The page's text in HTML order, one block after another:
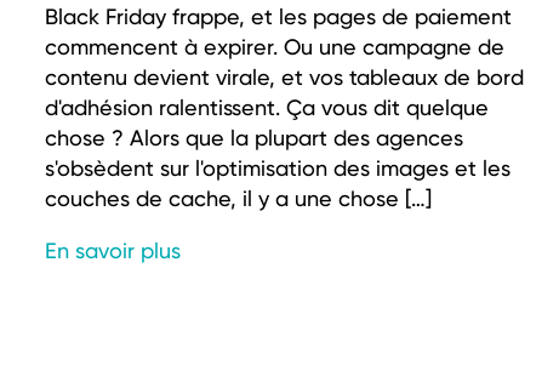
Black Friday frappe, et les pages de paiement
commencent à expirer. Ou une campagne de
contenu devient virale, et vos tableaux de bord
d'adhésion ralentissent. Ça vous dit quelque
chose ? Alors que la plupart des agences
s'obsèdent sur l'optimisation des images et les
couches de cache, il y a une chose […]
En savoir plus